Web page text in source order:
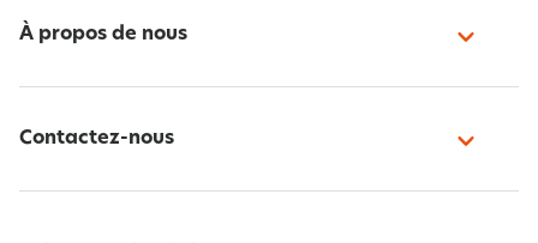
À propos de nous
Contactez-nous